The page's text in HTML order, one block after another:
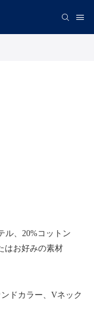
ル、20%コットン
はお好みの素材
ドカラー、Vネック